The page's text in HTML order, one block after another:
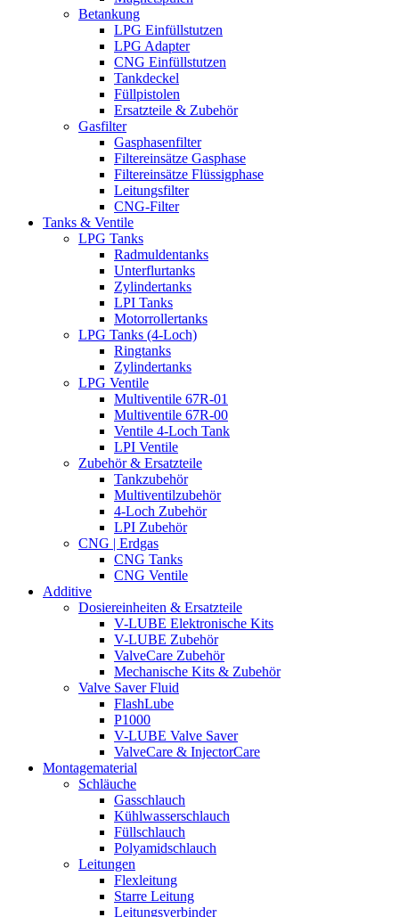
Betankung
LPG Einfüllstutzen
LPG Adapter
CNG Einfüllstutzen
Tankdeckel
Füllpistolen
Ersatzteile & Zubehör
Gasfilter
Gasphasenfilter
Filtereinsätze Gasphase
Filtereinsätze Flüssigphase
Leitungsfilter
CNG-Filter
Tanks & Ventile
LPG Tanks
Radmuldentanks
Unterflurtanks
Zylindertanks
LPI Tanks
Motorrollertanks
LPG Tanks (4-Loch)
Ringtanks
Zylindertanks
LPG Ventile
Multiventile 67R-01
Multiventile 67R-00
Ventile 4-Loch Tank
LPI Ventile
Zubehör & Ersatzteile
Tankzubehör
Multiventilzubehör
4-Loch Zubehör
LPI Zubehör
CNG | Erdgas
CNG Tanks
CNG Ventile
Additive
Dosiereinheiten & Ersatzteile
V-LUBE Elektronische Kits
V-LUBE Zubehör
ValveCare Zubehör
Mechanische Kits & Zubehör
Valve Saver Fluid
FlashLube
P1000
V-LUBE Valve Saver
ValveCare & InjectorCare
Montagematerial
Schläuche
Gasschlauch
Kühlwasserschlauch
Füllschlauch
Polyamidschlauch
Leitungen
Flexleitung
Starre Leitung
Leitungsverbinder